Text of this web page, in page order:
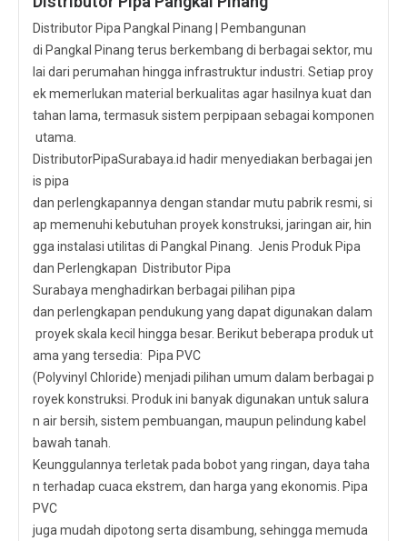
Distributor Pipa Pangkal Pinang | Pembangunan
di Pangkal Pinang terus berkembang di berbagai sektor, mu
lai dari perumahan hingga infrastruktur industri. Setiap proy
ek memerlukan material berkualitas agar hasilnya kuat dan
tahan lama, termasuk sistem perpipaan sebagai komponen
utama.
DistributorPipaSurabaya.id hadir menyediakan berbagai jen
is pipa
dan perlengkapannya dengan standar mutu pabrik resmi, si
ap memenuhi kebutuhan proyek konstruksi, jaringan air, hin
gga instalasi utilitas di Pangkal Pinang. Jenis Produk Pipa
dan Perlengkapan Distributor Pipa
Surabaya menghadirkan berbagai pilihan pipa
dan perlengkapan pendukung yang dapat digunakan dalam
proyek skala kecil hingga besar. Berikut beberapa produk ut
ama yang tersedia: Pipa PVC
(Polyvinyl Chloride) menjadi pilihan umum dalam berbagai p
royek konstruksi. Produk ini banyak digunakan untuk salura
n air bersih, sistem pembuangan, maupun pelindung kabel
bawah tanah.
Keunggulannya terletak pada bobot yang ringan, daya taha
n terhadap cuaca ekstrem, dan harga yang ekonomis. Pipa
PVC
juga mudah dipotong serta disambung, sehingga memuda